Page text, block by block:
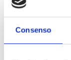
Consenso